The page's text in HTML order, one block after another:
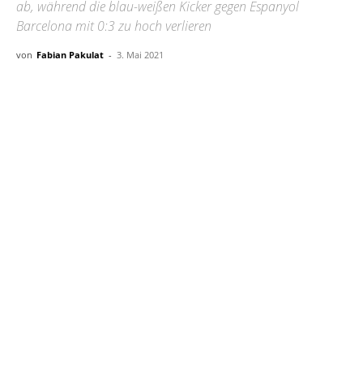
ab, während die blau-weißen Kicker gegen Espanyol
Barcelona mit 0:3 zu hoch verlieren
von Fabian Pakulat - 3. Mai 2021